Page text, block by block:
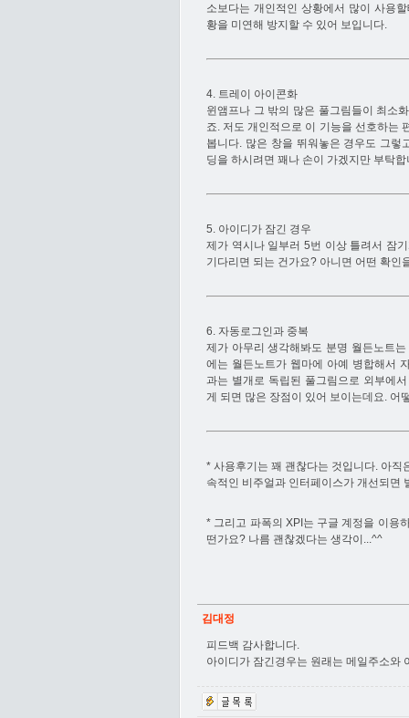
소보다는 개인적인 상황에서 많이 사용
황을 미연해 방지할 수 있어 보입니다.
4. 트레이 아이콘화
윈앰프나 그 밖의 많은 풀그림들이 최소
죠. 저도 개인적으로 이 기능을 선호하는
봅니다. 많은 창을 뛰워놓은 경우도 그
딩을 하시려면 꽤나 손이 가겠지만 부탁
5. 아이디가 잠긴 경우
제가 역시나 일부러 5번 이상 틀려서 잠
기다리면 되는 건가요? 아니면 어떤 확인
6. 자동로그인과 중복
제가 아무리 생각해봐도 분명 월든노트
에는 월든노트가 웹마에 아예 병합해서
과는 별개로 독립된 풀그림으로 외부에
게 되면 많은 장점이 있어 보이는데요. 어
* 사용후기는 꽤 괜찮다는 것입니다. 아
속적인 비주얼과 인터페이스가 개선되면
* 그리고 파폭의 XPI는 구글 계정을 이용
떤가요? 나름 괜찮겠다는 생각이...^^
김대정
피드백 감사합니다.
아이디가 잠긴경우는 원래는 메일주소와